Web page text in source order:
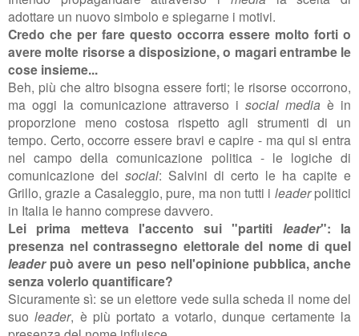
adottare un nuovo simbolo e spiegarne i motivi.
Credo che per fare questo occorra essere molto forti o
avere molte risorse a disposizione, o magari entrambe le
cose insieme...
Beh, più che altro bisogna essere forti; le risorse occorrono,
ma oggi la comunicazione attraverso i social media è in
proporzione meno costosa rispetto agli strumenti di un
tempo. Certo, occorre essere bravi e capire - ma qui si entra
nel campo della comunicazione politica - le logiche di
comunicazione dei social: Salvini di certo le ha capite e
Grillo, grazie a Casaleggio, pure, ma non tutti i leaderpolitici
in Italia le hanno comprese davvero.
Lei prima metteva l'accento sui "partiti leader": la
presenza nel contrassegno elettorale del nome di quel
leaderpuò avere un peso nell'opinione pubblica, anche
senza volerlo quantificare?
Sicuramente sì: se un elettore vede sulla scheda il nome del
suoleader, è più portato a votarlo, dunque certamente la